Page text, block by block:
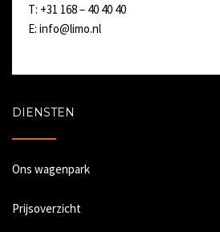
T: +31 168 – 40 40 40
E: info@limo.nl
DIENSTEN
Ons wagenpark
Prijsoverzicht